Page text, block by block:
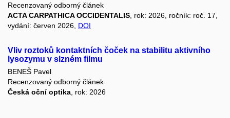
Recenzovaný odborný článek
ACTA CARPATHICA OCCIDENTALIS , rok: 2026, ročník: roč. 17,
vydání: červen 2026, DOI
Vliv roztoků kontaktních čoček na stabilitu aktivního
lysozymu v slzném filmu
BENEŠ Pavel
Recenzovaný odborný článek
Česká oční optika, rok: 2026